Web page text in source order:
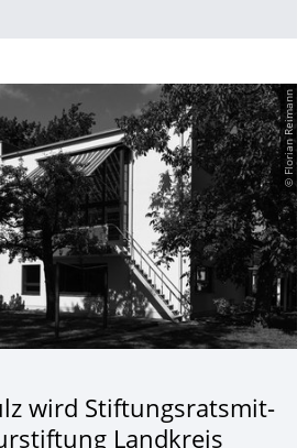
© Florian Reimann
wird Stiftungsratsmit­
Landkreis